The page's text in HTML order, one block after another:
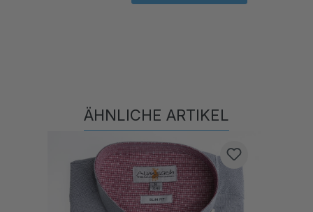
Produktgalerie überspringen